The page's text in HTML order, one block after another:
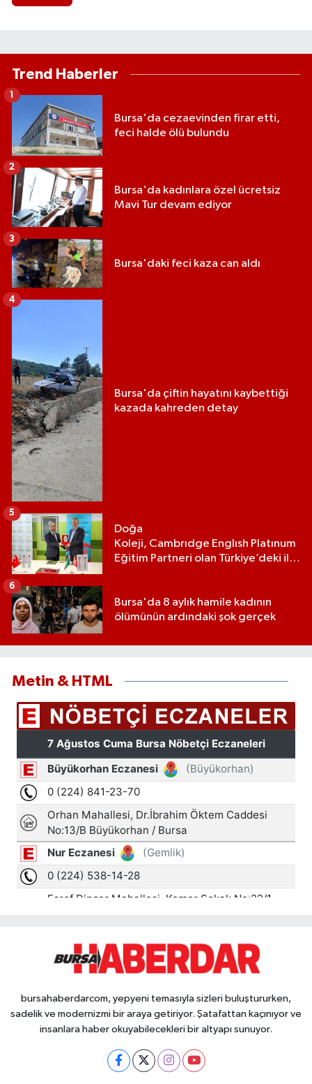
Trend Haberler
Bursa'da cezaevinden firar etti,
feci halde ölü bulundu
1
Bursa'da kadınlara özel ücretsiz
Mavi Tur devam ediyor
2
Bursa'daki feci kaza can aldı
3
Bursa'da çiftin hayatını kaybettiği
kazada kahreden detay
4
Doğa
Koleji, Cambrıdge Englısh Platınum
Eğitim Partneri olan Türkiye’deki ilk
5
Bursa'da 8 aylık hamile kadının
ölümünün ardındaki şok gerçek
6
Metin & HTML
bursahaberdarcom, yepyeni temasıyla sizleri buluştururken,
sadelik ve modernizmi bir araya getiriyor. Şatafattan kaçınıyor ve
insanlara haber okuyabilecekleri bir altyapı sunuyor.